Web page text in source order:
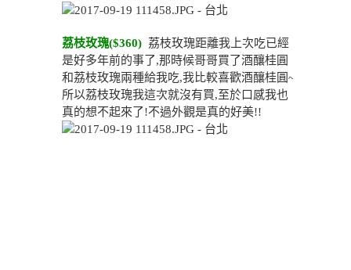
荔枝玫瑰($360) 荔枝玫瑰距離我上次吃已經
是好多年前的事了,那時候哥哥買了酒釀桂圓
和荔枝玫瑰兩種給我吃,我比較喜歡酒釀桂圓~
所以荔枝玫瑰我這次就沒有買,至於口感我也
真的想不起來了!不過外觀是真的好美!!